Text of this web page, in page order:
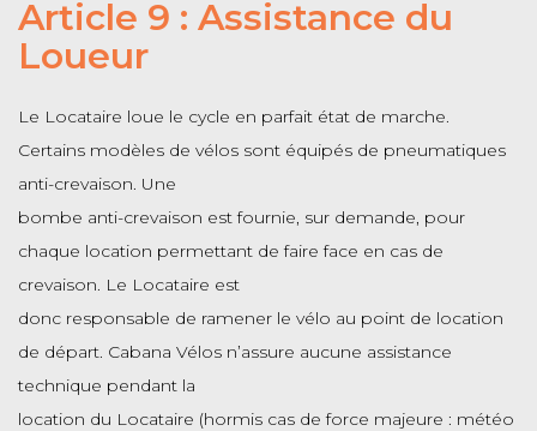
Article 9 : Assistance du
Loueur
Le Locataire loue le cycle en parfait état de marche.
Certains modèles de vélos sont équipés de pneumatiques
anti-crevaison. Une
bombe anti-crevaison est fournie, sur demande, pour
chaque location permettant de faire face en cas de
crevaison. Le Locataire est
donc responsable de ramener le vélo au point de location
de départ. Cabana Vélos n’assure aucune assistance
technique pendant la
location du Locataire (hormis cas de force majeure : météo